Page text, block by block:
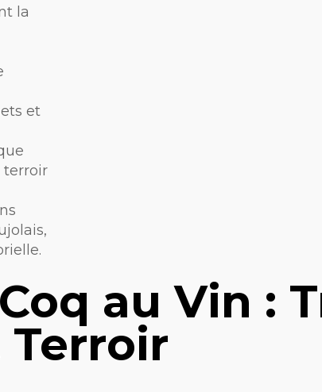
la
et
terroir
au Vin :
Terroir